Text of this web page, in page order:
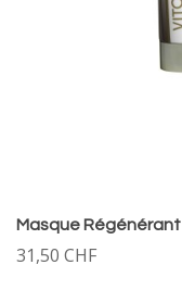
Masque Régénérant
31,50 CHF